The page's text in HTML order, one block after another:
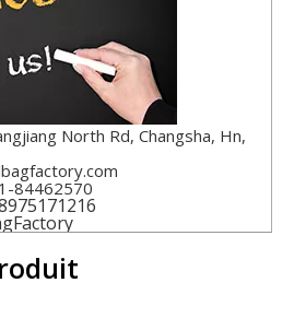
North Rd, Changsha, Hn,
84462570